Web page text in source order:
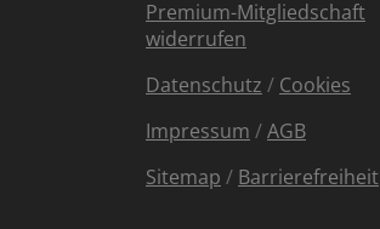
Premium-Mitgliedschaft
widerrufen
Datenschutz / Cookies
Impressum /AGB
Sitemap / Barrierefreiheit